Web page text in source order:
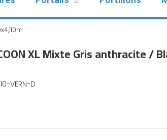
XL Mixte Gris anthracite /
VERN-D